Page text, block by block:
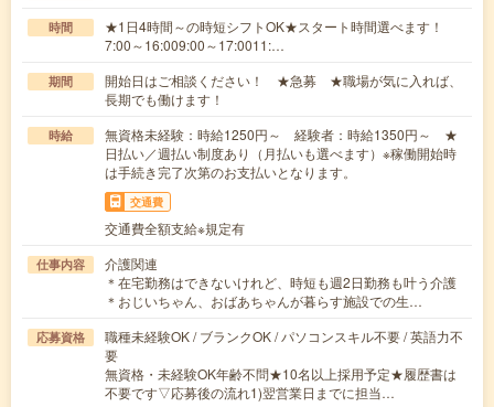
時間
★1日4時間～の時短シフトOK★スタート時間選べます！
7:00～16:009:00～17:0011:…
期間
開始日はご相談ください！ ★急募 ★職場が気に入れば、
長期でも働けます！
時給
無資格未経験：時給1250円～ 経験者：時給1350円～ ★
日払い／週払い制度あり（月払いも選べます）※稼働開始時
は手続き完了次第のお支払いとなります。
交通費
交通費全額支給※規定有
仕事内容
介護関連
＊在宅勤務はできないけれど、時短も週2日勤務も叶う介護
＊おじいちゃん、おばあちゃんが暮らす施設での生…
応募資格
職種未経験OK / ブランクOK / パソコンスキル不要 / 英語力不
要
無資格・未経験OK年齢不問★10名以上採用予定★履歴書は
不要です▽応募後の流れ1)翌営業日までに担当…